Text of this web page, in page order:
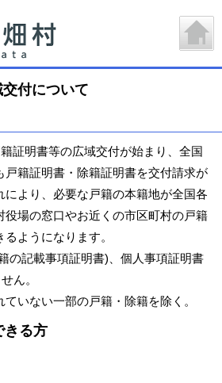
付について
証明書等の広域交付が始まり、全国
戸籍証明書・除籍証明書を交付請求が
により、必要な戸籍の本籍地が全国各
役場の窓口やお近くの市区町村の戸籍
ようになります。
記載事項証明書)、個人事項証明書
ん。
いない一部の戸籍・除籍を除く。
きる方